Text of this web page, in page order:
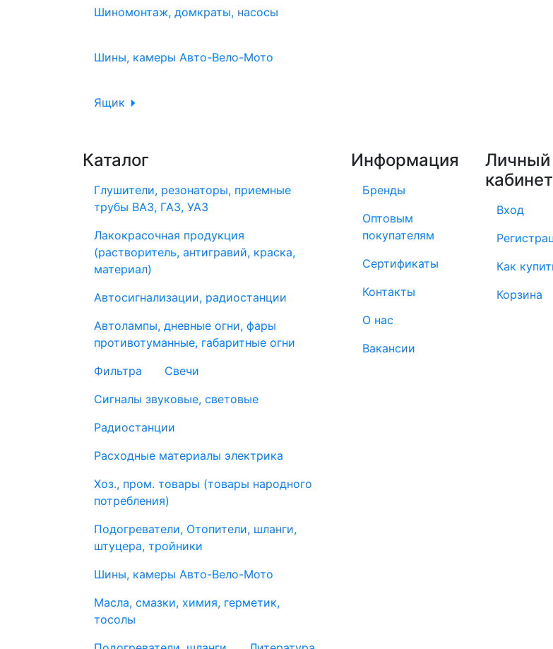
Шиномонтаж, домкраты, насосы
Шины, камеры Авто-Вело-Мото
Ящик
Каталог
Глушители, резонаторы, приемные
трубы ВАЗ, ГАЗ, УАЗ
Лакокрасочная продукция
(растворитель, антигравий, краска,
материал)
Автосигнализации, радиостанции
Автолампы, дневные огни, фары
противотуманные, габаритные огни
Фильтра
Свечи
Сигналы звуковые, световые
Радиостанции
Расходные материалы электрика
Хоз., пром. товары (товары народного
потребления)
Подогреватели, Отопители, шланги,
штуцера, тройники
Шины, камеры Авто-Вело-Мото
Масла, смазки, химия, герметик,
тосолы
Информация
Бренды
Оптовым
покупателям
Сертификаты
Контакты
О нас
Вакансии
Личный
кабинет
Вход
Как
Корзина